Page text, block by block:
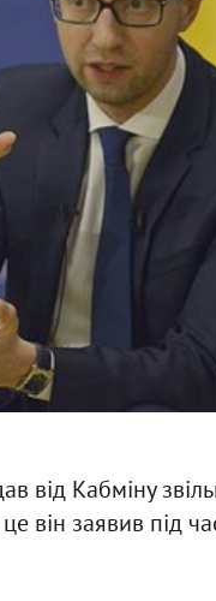
від Кабміну
він заявив під